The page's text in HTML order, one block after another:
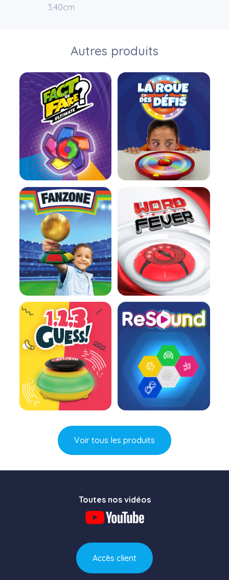
3.40cm
Autres produits
En savoir plus En savoir plus
En savoir plus En savoir plus
Voir tous les produits
Toutes nos vidéos
Accès client